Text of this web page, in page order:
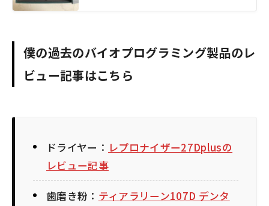
僕の過去のバイオプログラミング製品のレ
ビュー記事はこちら
ドライヤー： レプロナイザー27Dplusの
レビュー記事
歯磨き粉： ティアラリーン107D デンタ